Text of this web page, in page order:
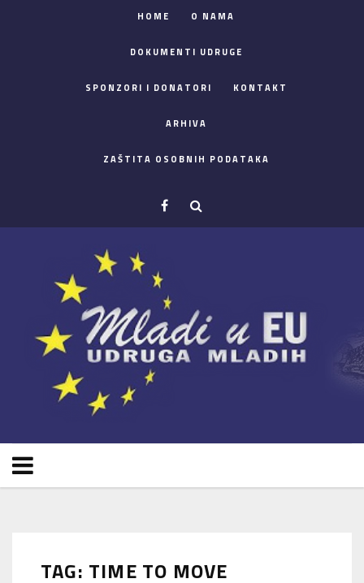
HOME O NAMA
DOKUMENTI UDRUGE
SPONZORI I DONATORI KONTAKT
ARHIVA
ZAŠTITA OSOBNIH PODATAKA
TAG: TIME TO MOVE